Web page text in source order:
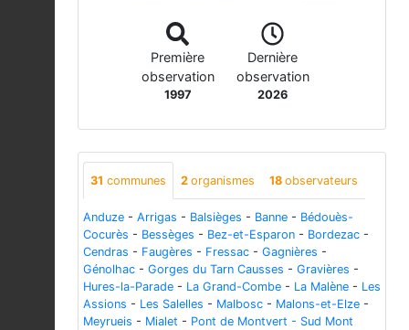
Première
observation
1997
Dernière
observation
2026
31 communes 2 organismes 18 observateurs
Anduze - Arrigas - Balsièges - Banne - Bédouès-
Cocurès - Bessèges - Bez-et-Esparon - Bordezac -
Cendras - Faugères - Fressac - Gagnières -
Génolhac - Gorges du Tarn Causses - Gravières -
Hures-la-Parade - La Grand-Combe - La Malène - Les
Assions - Les Salelles - Malbosc - Malons-et-Elze -
Meyrueis - Mialet - Pont de Montvert - Sud Mont